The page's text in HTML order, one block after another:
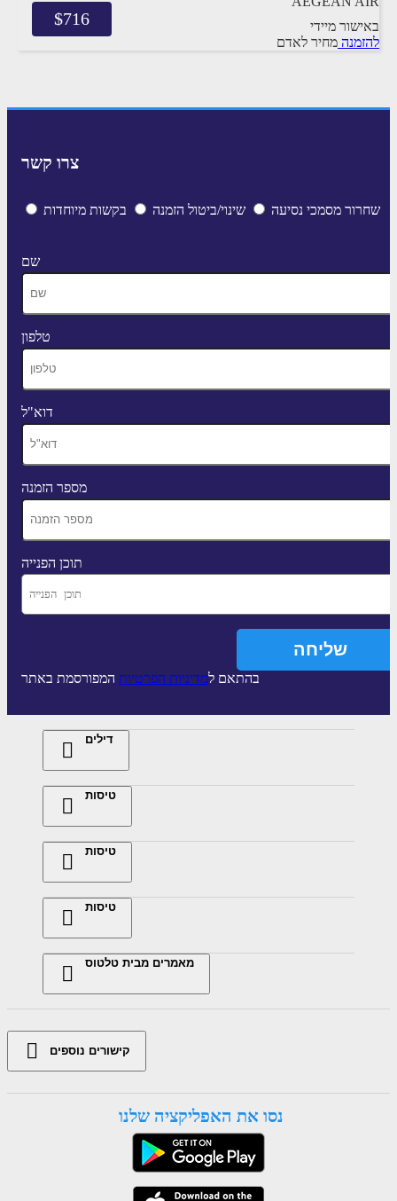
באישור מיידי
$716
להזמנה מחיר לאדם
צרו קשר
שחרור מסמכי נסיעה שינוי/ביטול הזמנה בקשות מיוחדות
שם
טלפון
דוא"ל
מספר הזמנה
תוכן הפנייה
בהתאם למדיניות הפרטיות המפורסמת באתר
דילים
טיסות
טיסות
טיסות
מאמרים מבית טלטוס
קישורים נוספים
נסו את האפליקציה שלנו